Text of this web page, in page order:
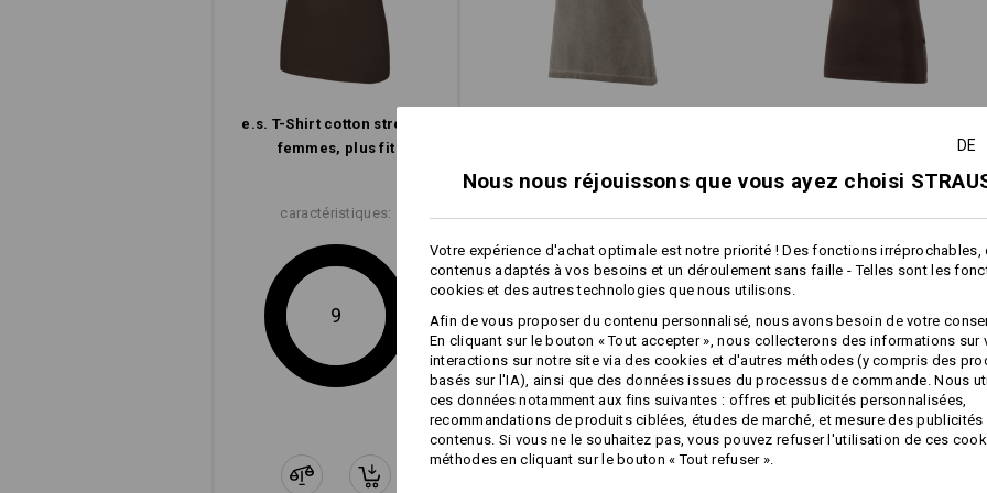
Coupe
e.s. T-shirt cotton stretch,
Coupe plus large,
e.s. T-Shirt cotton stretch,
e.s. T-Shirt cotton stretch,
femmes, plus fit
caractéristiques:
9 7
+2 autres caractéristiques
7
+1 autre caractéristique
DE
Nous nous réjouissons que vous ayez choisi
Votre expérience d'achat optimale est notre priorité ! Des fonctions irréprochables,
contenus adaptés à vos besoins et un déroulement sans faille - Telles sont les
cookies et des autres technologies que nous utilisons.
Afin de vous proposer du contenu personnalisé, nous avons besoin de votre
En cliquant sur le bouton « Tout accepter », nous collecterons des informations sur
interactions sur notre site via des cookies et d'autres méthodes (y compris des
basés sur l'IA), ainsi que des données issues du processus de commande. Nous
ces données notamment aux fins suivantes : offres et publicités personnalisées,
recommandations de produits ciblées, études de marché, et mesure des publicités
contenus. Si vous ne le souhaitez pas, vous pouvez refuser l'utilisation de ces
méthodes en cliquant sur le bouton « Tout refuser ».